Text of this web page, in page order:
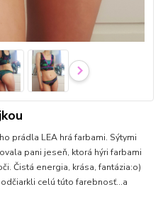
prádla LEA hrá farbami. Sýtymi
pani jeseň, ktorá hýri farbami
Čistá energia, krása, fantázia:o)
celú túto farebnosť...a